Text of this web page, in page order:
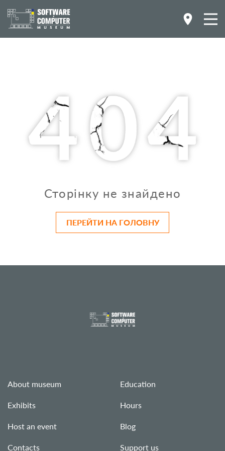
Сторінку не знайдено
ПЕРЕЙТИ НА ГОЛОВНУ
About museum
Exhibits
Host an event
Contacts
Education
Hours
Blog
Support us